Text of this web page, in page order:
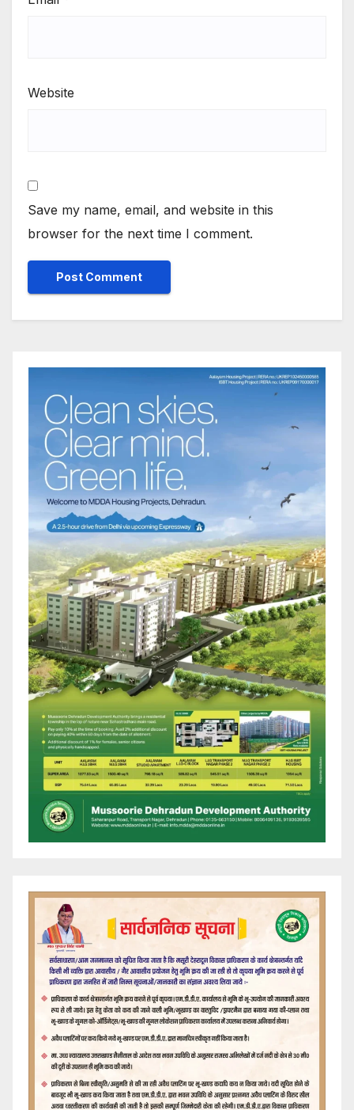
Website
Save my name, email, and website in this
browser for the next time I comment.